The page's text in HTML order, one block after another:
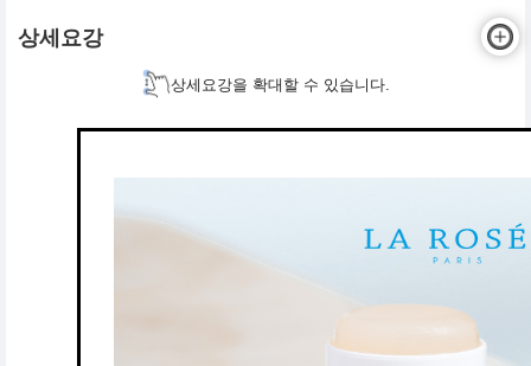
상세요강
상세요강을 확대할 수 있습니다.